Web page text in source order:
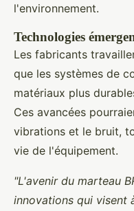
l'environnement.
Technologies
Les fabricants
que les systèmes de
matériaux plus
Ces avancées
vibrations et le bruit,
vie de l'équipement.
"L'avenir du marteau
innovations qui visent